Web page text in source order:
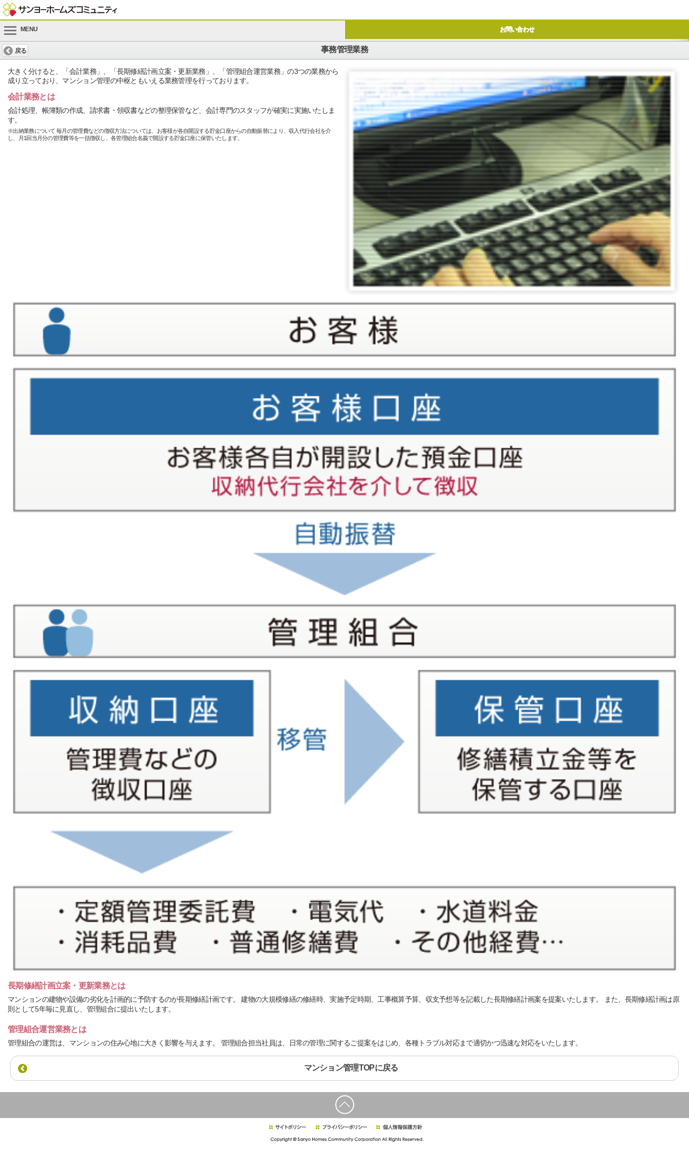
お問い合わせ
MENU
戻る 事務管理業務
大きく分けると、「会計業務」、「長期修繕計画立案・更新業務」、「管理組合運営業務」の3つの業務から
成り立っており、マンション管理の中枢ともいえる業務管理を行っております。
会計業務とは
会計処理、帳簿類の作成、請求書・領収書などの整理保管など、会計専門のスタッフが確実に実施いたしま
す。
※出納業務について 毎月の管理費などの徴収方法については、お客様が各自開設する貯金口座からの自動振替により、収入代行会社を介
し、月1回当月分の管理費等を一括徴収し、各管理組合名義で開設する貯金口座に保管いたします。
長期修繕計画立案・更新業務とは
マンションの建物や設備の劣化を計画的に予防するのが長期修繕計画です。 建物の大規模修繕の修繕時、実施予定時期、工事概算予算、収支予想等を記載した長期修繕計画案を提案いたします。 また、長期修繕計画は原
則として5年毎に見直し、管理組合に提出いたします。
管理組合運営業務とは
管理組合の運営は、マンションの住み心地に大きく影響を与えます。 管理組合担当社員は、日常の管理に関するご提案をはじめ、各種トラブル対応まで適切かつ迅速な対応をいたします。
マンション管理TOPに戻る